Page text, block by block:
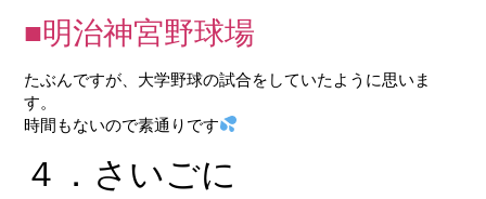
■明治神宮野球場
たぶんですが、大学野球の試合をしていたように思いま
す。
時間もないので素通りです
４．さいごに